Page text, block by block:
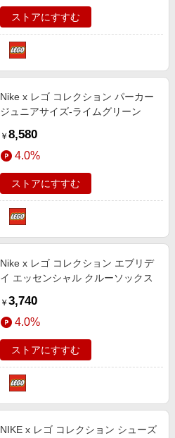
ストアにすすむ
Nike x レゴ コレクション パーカー
ジュニアサイズ‐ライムグリーン
￥ 8,580
4.0%
ストアにすすむ
Nike x レゴ コレクション エブリデ
イ エッセンシャル クルーソックス
￥ 3,740
4.0%
ストアにすすむ
NIKE x レゴ コレクション シューズ